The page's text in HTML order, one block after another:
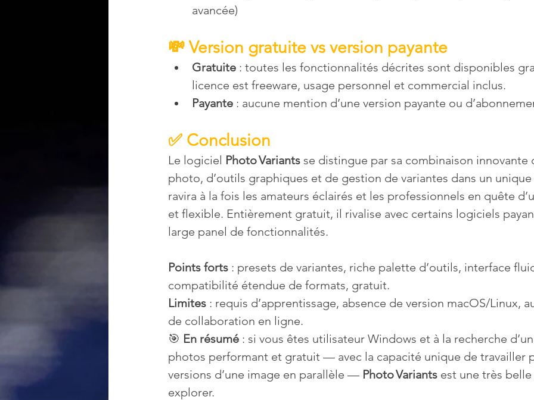
avancée)
💸 Version gratuite vs version payante
Gratuite : toutes les fonctionnalités décrites sont disponibles
licence est freeware, usage personnel et commercial inclus.
Payante : aucune mention d’une version payante ou
✅ Conclusion
Le logiciel Photo Variants se distingue par sa combinaison
photo, d’outils graphiques et de gestion de variantes dans un
ravira à la fois les amateurs éclairés et les professionnels en quête
et flexible. Entièrement gratuit, il rivalise avec certains logiciels
large panel de fonctionnalités.
Points forts : presets de variantes, riche palette d’outils, interface
compatibilité étendue de formats, gratuit.
Limites : requis d’apprentissage, absence de version macOS/Linux,
de collaboration en ligne.
🎯 En résumé : si vous êtes utilisateur Windows et à la recherche
photos performant et gratuit — avec la capacité unique de travailler
versions d’une image en parallèle — Photo Variants est une très
explorer.